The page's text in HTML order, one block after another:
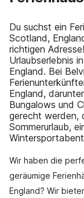
Du suchst ein
Scotland,
richtigen
Urlaubserlebnis
England. Bei
England,
Bungalows und
gerecht werden,
Sommerurlaub,
Wir haben die
geräumige
England? Wir